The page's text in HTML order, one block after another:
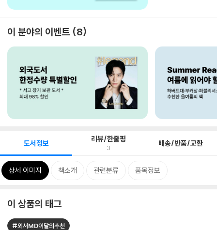
이 분야의 이벤트 8
도서정보 리뷰/한줄평
3 배송/반품/교환
상세 이미지 책소개 관련분류 품목정보
이 상품의 태그
#외서MD이달의추천